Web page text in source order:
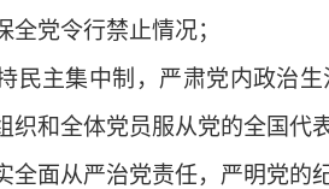
全党令行禁止情况；
主集中制，严肃党内政治生
织和全体党员服从党的全国代
从严治党责任，严明党的纪